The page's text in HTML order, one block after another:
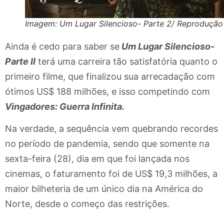
Imagem: Um Lugar Silencioso- Parte 2/ Reprodução
Ainda é cedo para saber se Um Lugar Silencioso-
Parte IIterá uma carreira tão satisfatória quanto o
primeiro filme, que finalizou sua arrecadação com
ótimos US$ 188 milhões, e isso competindo com
Vingadores: Guerra Infinita.
Na verdade, a sequência vem quebrando recordes
no período de pandemia, sendo que somente na
sexta-feira (28), dia em que foi lançada nos
cinemas, o faturamento foi de US$ 19,3 milhões, a
maior bilheteria de um único dia na América do
Norte, desde o começo das restrições.